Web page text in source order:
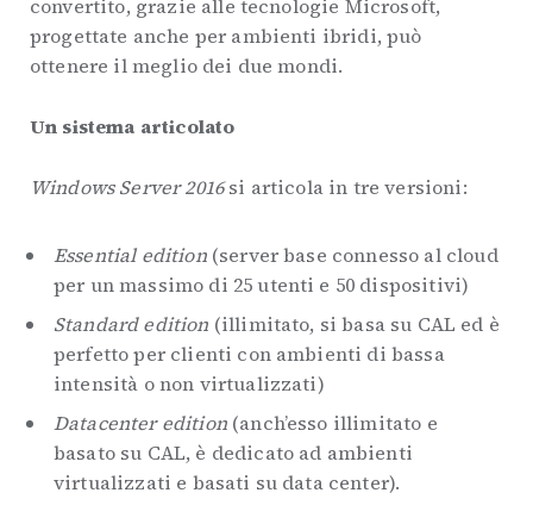
convertito, grazie alle tecnologie Microsoft,
progettate anche per ambienti ibridi, può
ottenere il meglio dei due mondi.
Un sistema articolato
Windows Server 2016si articola in tre versioni:
Essential edition(server base connesso al cloud
per un massimo di 25 utenti e 50 dispositivi)
Standard edition (illimitato, si basa su CAL ed è
perfetto per clienti con ambienti di bassa
intensità o non virtualizzati)
Datacenter edition(anch’esso illimitato e
basato su CAL, è dedicato ad ambienti
virtualizzati e basati su data center).